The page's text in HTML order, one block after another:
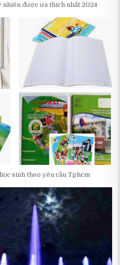
nhiên được ưa thích nhất 2024
sinh theo yêu cầu Tphcm